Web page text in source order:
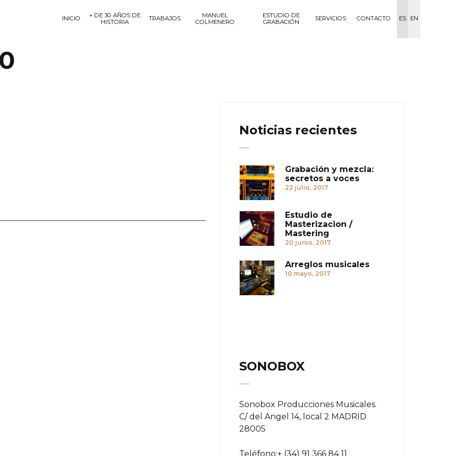
INICIO
+ DE 30 AÑOS DE
HISTORIA
TRABAJOS
MANUEL
COLMENERO
ESTUDIO DE
GRABACIÓN
SERVICIOS CONTACTO ES EN
Noticias recientes
Grabación y mezcla:
secretos a voces
22 julio, 2017
Estudio de
Masterizacion /
Mastering
20 junio, 2017
Arreglos musicales
10 mayo, 2017
SONOBOX
Sonobox Producciones Musicales.
C/ del Angel 14, local 2 MADRID
28005
Teléfono:+ (34) 91 366 84 11